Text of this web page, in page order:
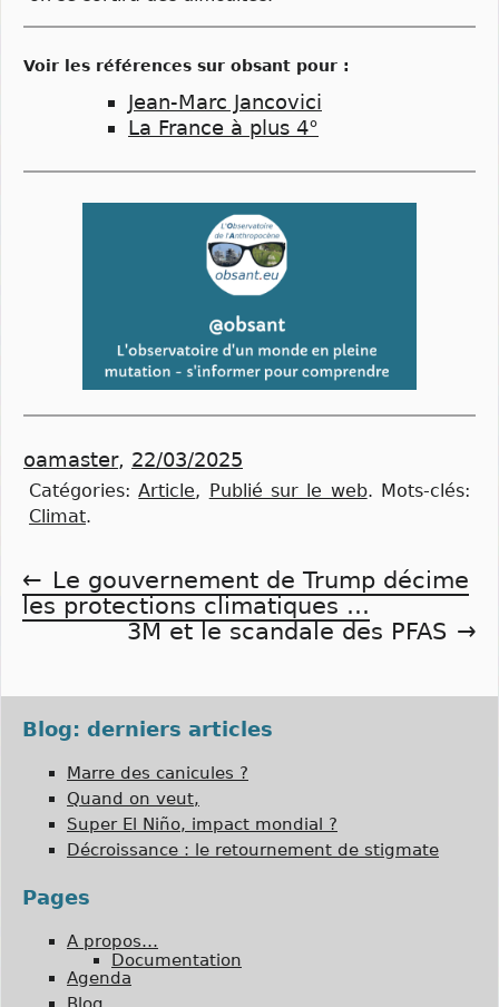
Voir les références sur obsant pour :
Jean-Marc Jancovici
La France à plus 4°
oamaster, 22/03/2025
Catégories:Article, Publié sur le web. Mots-clés:
Climat.
Navigation
de
Le gouvernement de Trump décime
les protections climatiques …
3M et le scandale des PFAS
Blog: derniers articles
Marre des canicules ?
Quand on veut,
Super El Niño, impact mondial ?
Décroissance : le retournement de stigmate
Pages
A propos…
Documentation
Agenda